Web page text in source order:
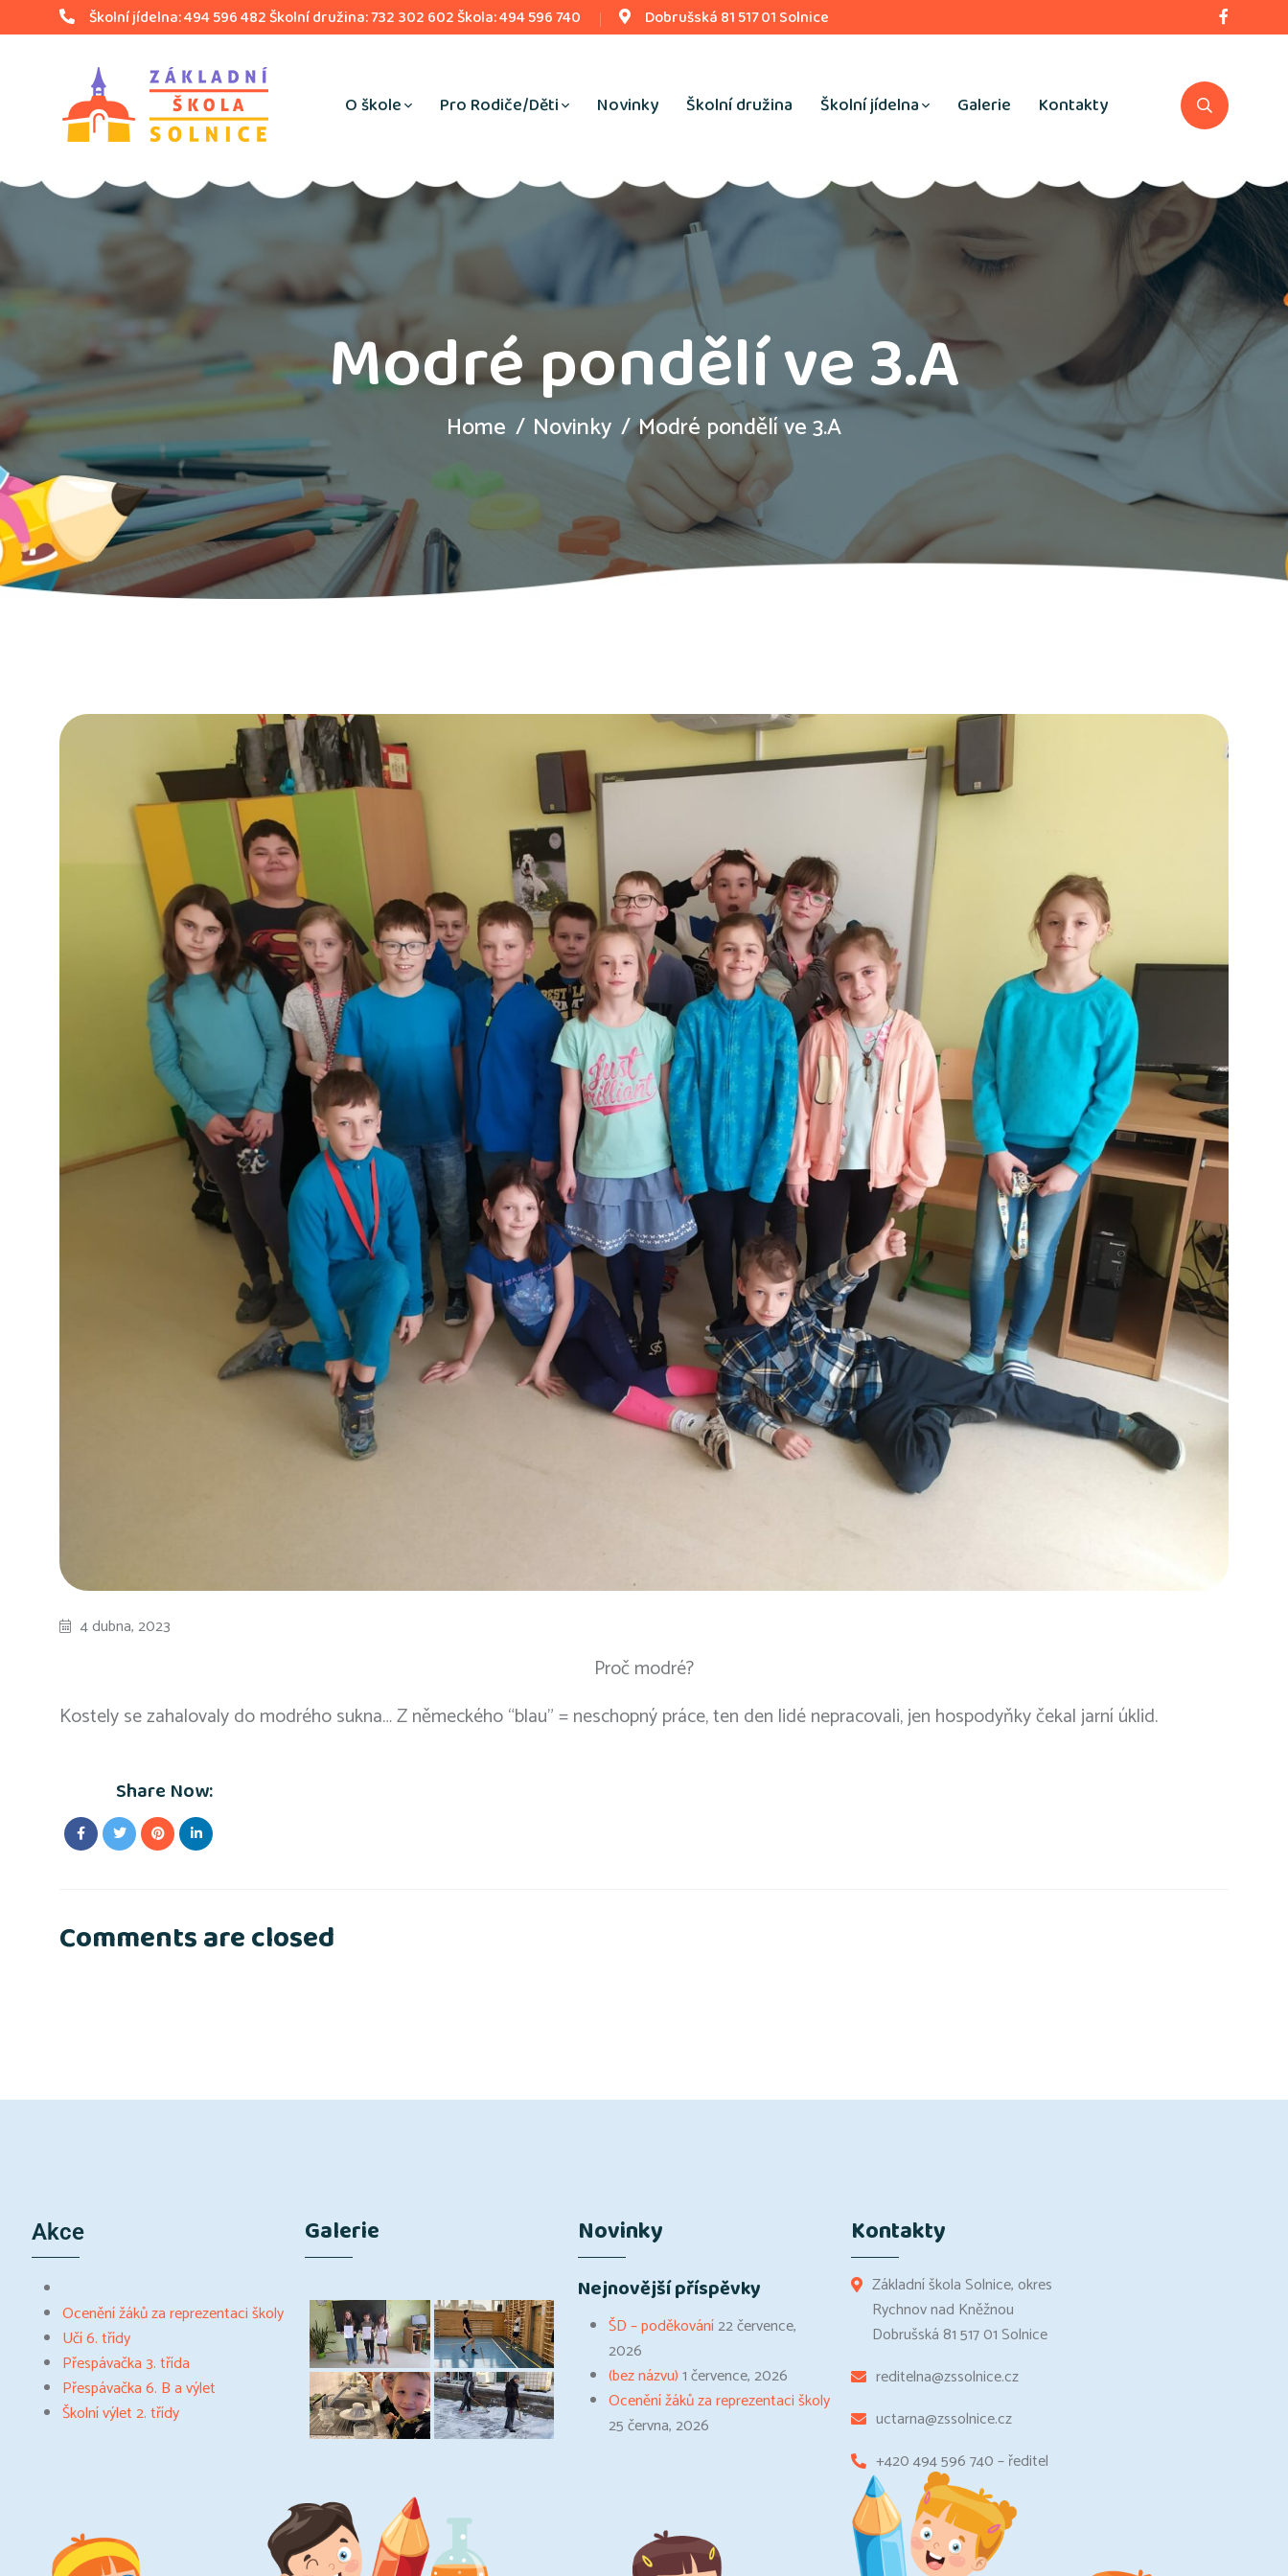
Školní jídelna: 494 596 482 Školní družina: 732 302 602 Škola: 494 596 740 Dobrušská 81 517 01 Solnice
O škole Pro Rodiče/Děti Novinky Školní družina Školní jídelna Galerie Kontakty
Modré pondělí ve 3.A
Home Novinky Modré pondělí ve 3.A
4 dubna, 2023
Proč modré?
Kostely se zahalovaly do modrého sukna… Z německého “blau” = neschopný práce, ten den lidé nepracovali, jen hospodyňky čekal jarní úklid.
Share Now:
Comments are closed
Akce
Ocenění žáků za reprezentaci školy
Učí 6. třídy
Přespávačka 3. třída
Přespávačka 6. B a výlet
Školní výlet 2. třídy
Galerie Novinky
Nejnovější příspěvky
ŠD – poděkování22 července,
2026
(bez názvu)1 července, 2026
Ocenění žáků za reprezentaci školy
25 června, 2026
Kontakty
Základní škola Solnice, okres
Rychnov nad Kněžnou
Dobrušská 81 517 01 Solnice
reditelna@zssolnice.cz
uctarna@zssolnice.cz
+420 494 596 740 – ředitel